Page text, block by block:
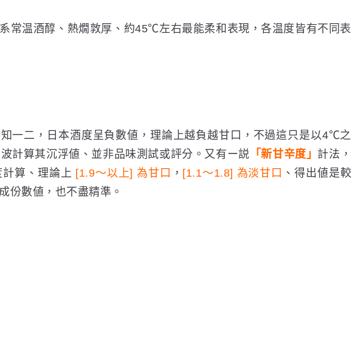
常温酒醇、熱燗敦厚、約45℃左右最能柔和表現，各温度皆有不同表
一二，日本酒度呈負數値，理論上越負越甘口，不過這只是以4℃之
計算其沉浮値、並非品味測試或評分。又有ー説 「新甘辛度」 計法，
算、理論上 [1.9〜以上] 為甘口 ， [1.1〜1.8] 為淡甘口 、得出値是較
份數値，也不盡精準。